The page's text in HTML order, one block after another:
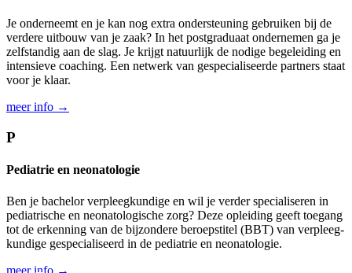
Je onderneemt en je kan nog extra ondersteuning gebruiken bij de
verdere uitbouw van je zaak? In het postgraduaat ondernemen ga je
zelfstandig aan de slag. Je krijgt natuurlijk de nodige begeleiding en
intensieve coaching. Een netwerk van gespecialiseerde partners staat
voor je klaar.
meer info →
P
Pediatrie en neonatologie
Ben je bachelor verpleeg­kundige en wil je verder specialiseren in
pediatrische en neo­nato­logische zorg? Deze opleiding geeft toegang
tot de erkenning van de bijzondere beroeps­titel (BBT) van verpleeg­
kundige gespecialiseerd in de pediatrie en neo­nato­logie.
meer info →